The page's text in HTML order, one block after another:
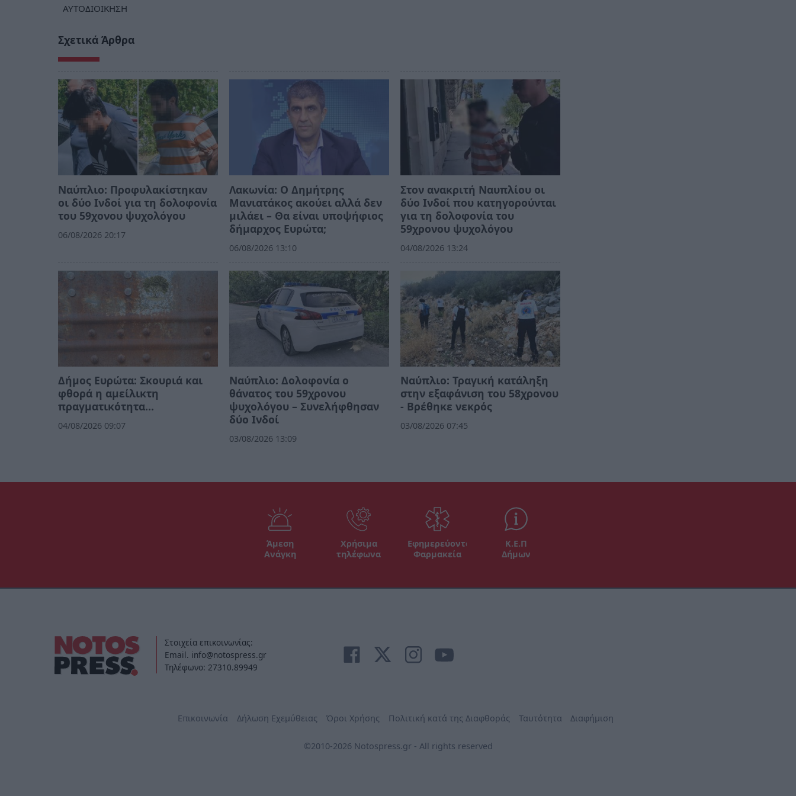
ΑΥΤΟΔΙΟΙΚΗΣΗ
Σχετικά Άρθρα
Ναύπλιο: Προφυλακίστηκαν
οι δύο Ινδοί για τη δολοφονία
του 59χονου ψυχολόγου
06/08/2026 20:17
Λακωνία: Ο Δημήτρης
Μανιατάκος ακούει αλλά δεν
μιλάει – Θα είναι υποψήφιος
δήμαρχος Ευρώτα;
06/08/2026 13:10
Στον ανακριτή Ναυπλίου οι
δύο Ινδοί που κατηγορούνται
για τη δολοφονία του
59χρονου ψυχολόγου
04/08/2026 13:24
Δήμος Ευρώτα: Σκουριά και
φθορά η αμείλικτη
πραγματικότητα…
04/08/2026 09:07
Ναύπλιο: Δολοφονία ο
θάνατος του 59χρονου
ψυχολόγου – Συνελήφθησαν
δύο Ινδοί
03/08/2026 13:09
Ναύπλιο: Τραγική κατάληξη
στην εξαφάνιση του 58χρονου
- Βρέθηκε νεκρός
03/08/2026 07:45
Άμεση
Ανάγκη
Χρήσιμα
τηλέφωνα
Εφημερεύοντα
Φαρμακεία
Κ.Ε.Π
Δήμων
Στοιχεία επικοινωνίας:
Email. info@notospress.gr
Τηλέφωνο: 27310.89949
Επικοινωνία Δήλωση Εχεμύθειας Όροι Χρήσης Πολιτική κατά της Διαφθοράς Ταυτότητα Διαφήμιση
©2010-2026 Notospress.gr - All rights reserved